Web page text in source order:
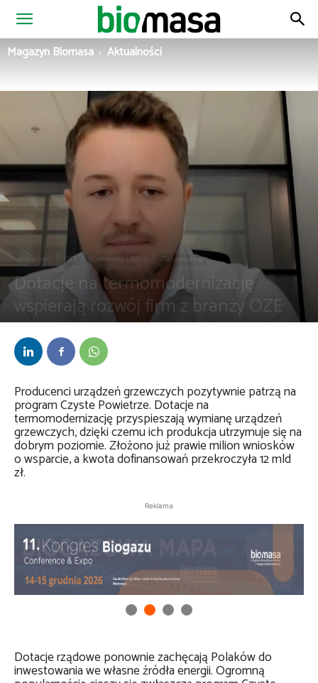
Magazyn
Magazyn Biomasa Aktualności
Aktualności OZE Wiadomości z Polski Zielona gmina
Dotacje na termomodernizację
wspierają rozwój firm z branży OZE
Producenci urządzeń grzewczych pozytywnie patrzą na
program Czyste Powietrze. Dotacje na
termomodernizację przyspieszają wymianę urządzeń
grzewczych, dzięki czemu ich produkcja utrzymuje się na
dobrym poziomie. Złożono już prawie milion wniosków
o wsparcie, a kwota dofinansowań przekroczyła 12 mld
zł.
Reklama
Dotacje rządowe ponownie zachęcają Polaków do
inwestowania we własne źródła energii. Ogromną